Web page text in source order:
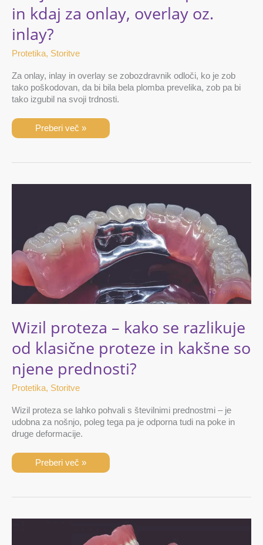
in kdaj za onlay, overlay oz.
inlay?
Protetika, Storitve
Za onlay, inlay in overlay se zobozdravnik odloči, ko je zob
tako poškodovan, da bi bila bela plomba prevelika, zob pa bi
tako izgubil na svoji trdnosti.
Preberi več »
Wizil proteza – kako se razlikuje
od klasične proteze in kakšne so
njene prednosti?
Protetika, Storitve
Wizil proteza se lahko pohvali s številnimi prednostmi – je
udobna za nošnjo, poleg tega pa je odporna tudi na poke in
druge deformacije.
razlikuje
od
klasične
proteze
kakšne
so
njene
prednosti?
Preberi več »